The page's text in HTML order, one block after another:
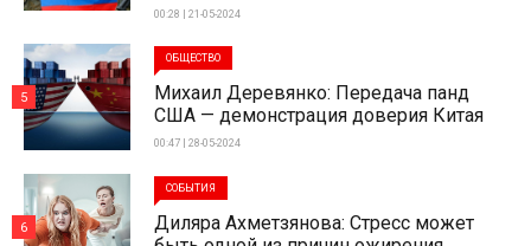
00:28 | 21-05-2024
ОБЩЕСТВО
Михаил Деревянко: Передача панд
США — демонстрация доверия Китая
00:47 | 28-05-2024
5
СОБЫТИЯ
Диляра Ахметзянова: Стресс может
6